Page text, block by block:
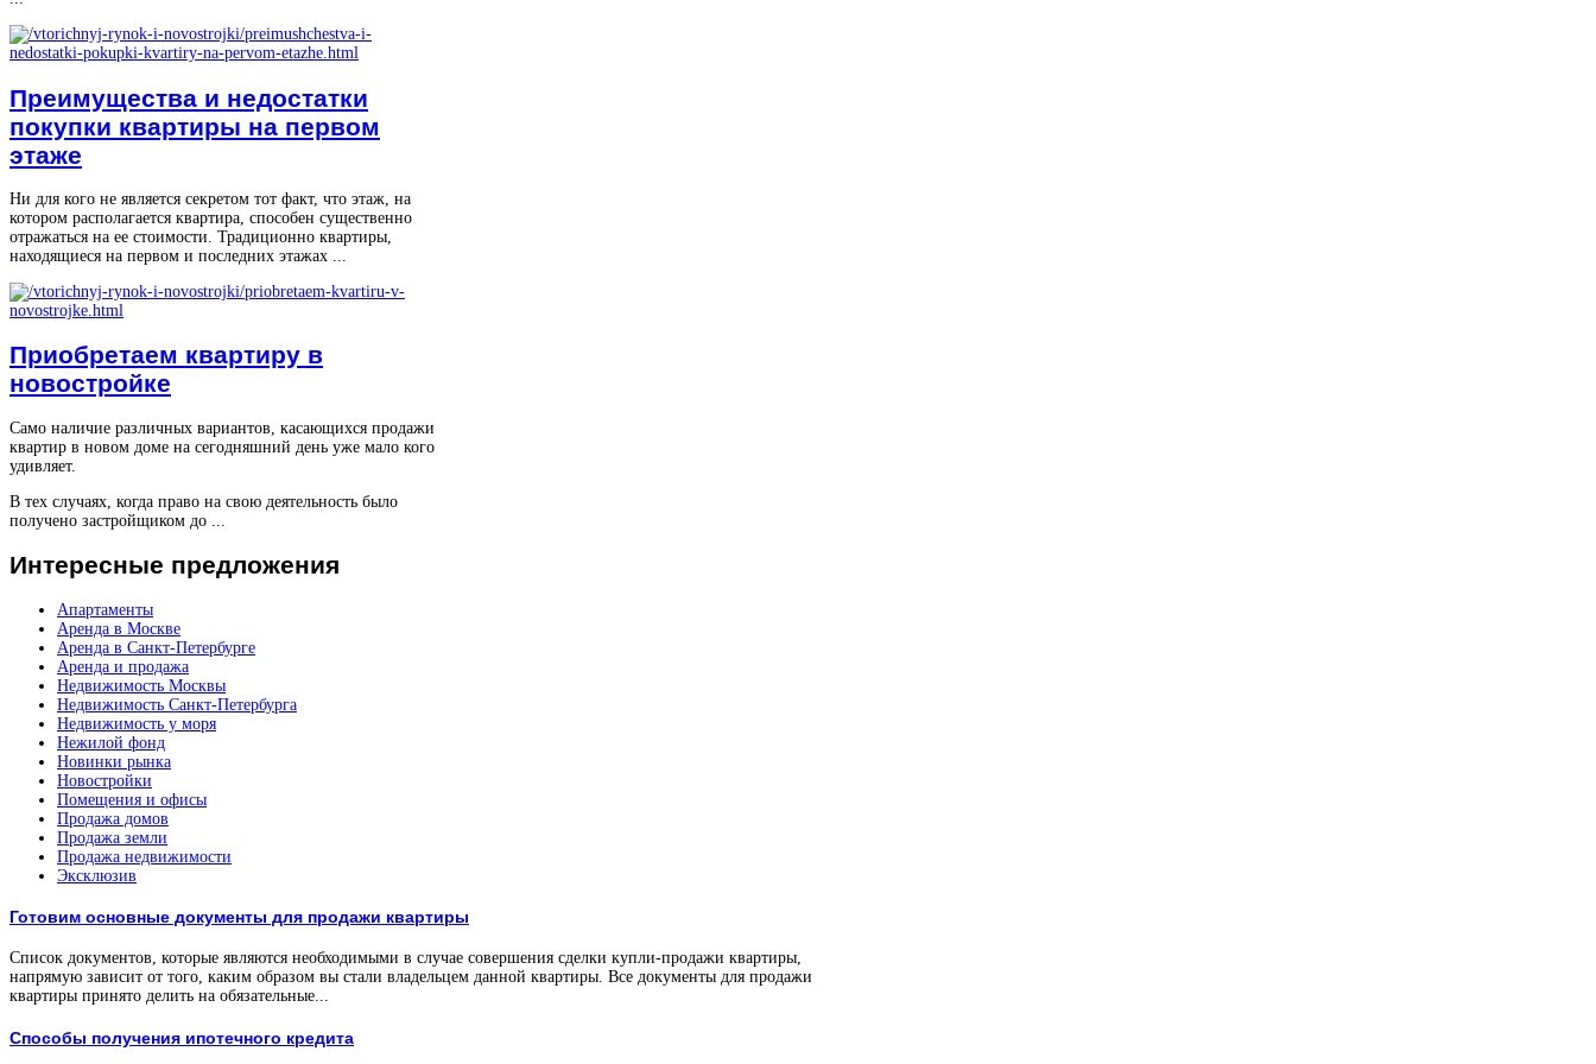
Преимущества и недостатки
покупки квартиры на первом
этаже
Ни для кого не является секретом тот факт, что этаж, на
котором располагается квартира, способен существенно
отражаться на ее стоимости. Традиционно квартиры,
находящиеся на первом и последних этажах ...
Приобретаем квартиру в
новостройке
Само наличие различных вариантов, касающихся продажи
квартир в новом доме на сегодняшний день уже мало кого
удивляет.
В тех случаях, когда право на свою деятельность было
получено застройщиком до ...
Интересные предложения
Апартаменты
Аренда в Москве
Аренда в Санкт-Петербурге
Аренда и продажа
Недвижимость Москвы
Недвижимость Санкт-Петербурга
Недвижимость у моря
Нежилой фонд
Новинки рынка
Новостройки
Помещения и офисы
Продажа домов
Продажа земли
Продажа недвижимости
Эксклюзив
Готовим основные документы для продажи квартиры
Список документов, которые являются необходимыми в случае совершения сделки купли-продажи квартиры,
напрямую зависит от того, каким образом вы стали владельцем данной квартиры. Все документы для продажи
квартиры принято делить на обязательные...
Способы получения ипотечного кредита